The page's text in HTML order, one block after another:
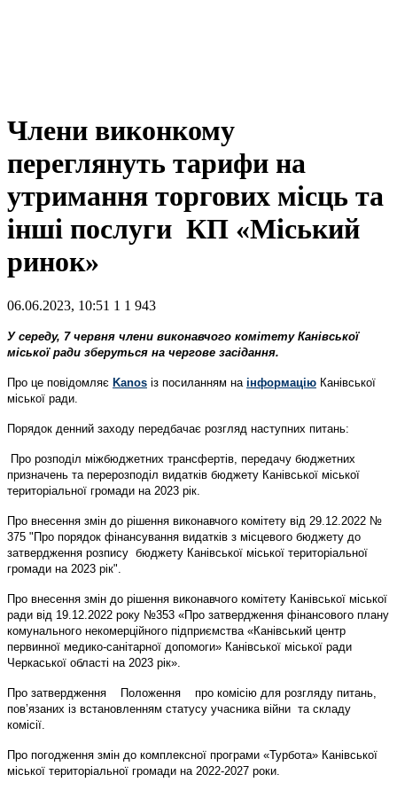
Члени виконкому
переглянуть тарифи на
утримання торгових місць та
інші послуги КП «Міський
ринок»
06.06.2023, 10:51 1 1 943
У середу, 7 червня члени виконавчого комітету Канівської
міської ради зберуться на чергове засідання.
Про це повідомляє Kanos із посиланням на інформацію Канівської
міської ради.
Порядок денний заходу передбачає розгляд наступних питань:
Про розподіл міжбюджетних трансфертів, передачу бюджетних
призначень та перерозподіл видатків бюджету Канівської міської
територіальної громади на 2023 рік.
Про внесення змін до рішення виконавчого комітету від 29.12.2022 №
375 "Про порядок фінансування видатків з місцевого бюджету до
затвердження розпису бюджету Канівської міської територіальної
громади на 2023 рік".
Про внесення змін до рішення виконавчого комітету Канівської міської
ради від 19.12.2022 року №353 «Про затвердження фінансового плану
комунального некомерційного підприємства «Канівський центр
первинної медико-санітарної допомоги» Канівської міської ради
Черкаської області на 2023 рік».
Про затвердження Положення про комісію для розгляду питань,
пов’язаних із встановленням статусу учасника війни та складу
комісії.
Про погодження змін до комплексної програми «Турбота» Канівської
міської територіальної громади на 2022-2027 роки.